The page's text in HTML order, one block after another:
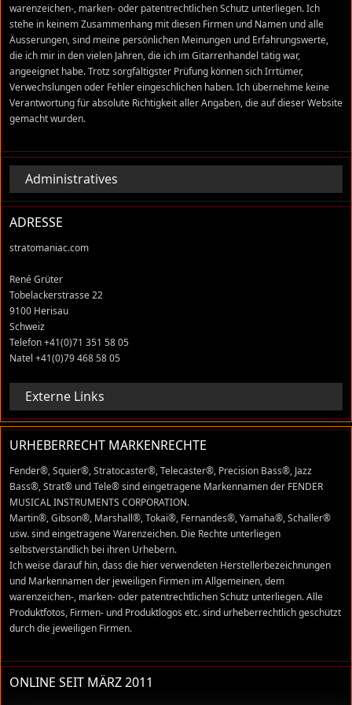
warenzeichen-, marken- oder patentrechtlichen Schutz unterliegen. Ich
stehe in keinem Zusammenhang mit diesen Firmen und Namen und alle
Äusserungen, sind meine persönlichen Meinungen und Erfahrungswerte,
die ich mir in den vielen Jahren, die ich im Gitarrenhandel tätig war,
angeeignet habe. Trotz sorgfältigster Prüfung können sich Irrtümer,
Verwechslungen oder Fehler eingeschlichen haben. Ich übernehme keine
Verantwortung für absolute Richtigkeit aller Angaben, die auf dieser Website
gemacht wurden.
Administratives
ADRESSE
stratomaniac.com
René Grüter
Tobelackerstrasse 22
9100 Herisau
Schweiz
Telefon +41(0)71 351 58 05
Natel +41(0)79 468 58 05
Externe Links
URHEBERRECHT MARKENRECHTE
Fender®, Squier®, Stratocaster®, Telecaster®, Precision Bass®, Jazz
Bass®, Strat® und Tele® sind eingetragene Markennamen der FENDER
MUSICAL INSTRUMENTS CORPORATION.
Martin®, Gibson®, Marshall®, Tokai®, Fernandes®, Yamaha®, Schaller®
usw. sind eingetragene Warenzeichen. Die Rechte unterliegen
selbstverständlich bei ihren Urhebern.
Ich weise darauf hin, dass die hier verwendeten Herstellerbezeichnungen
und Markennamen der jeweiligen Firmen im Allgemeinen, dem
warenzeichen-, marken- oder patentrechtlichen Schutz unterliegen. Alle
Produktfotos, Firmen- und Produktlogos etc. sind urheberrechtlich geschützt
durch die jeweiligen Firmen.
ONLINE SEIT MÄRZ 2011